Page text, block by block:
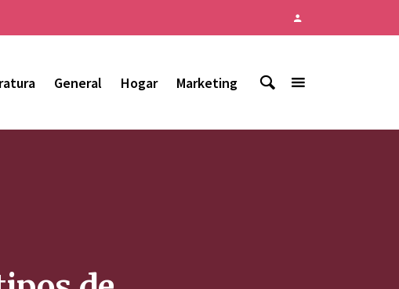
General Hogar Marketing